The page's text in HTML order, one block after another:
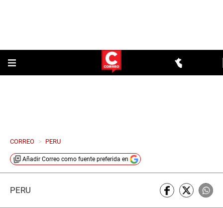
CORREO > PERU
Añadir Correo como fuente preferida en
PERÚ